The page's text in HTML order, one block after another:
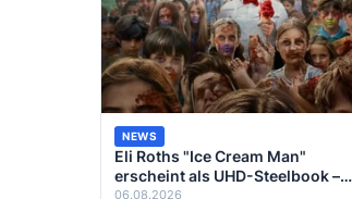
NEWS
Eli Roths "Ice Cream Man"
erscheint als UHD-Steelbook –
06.08.2026